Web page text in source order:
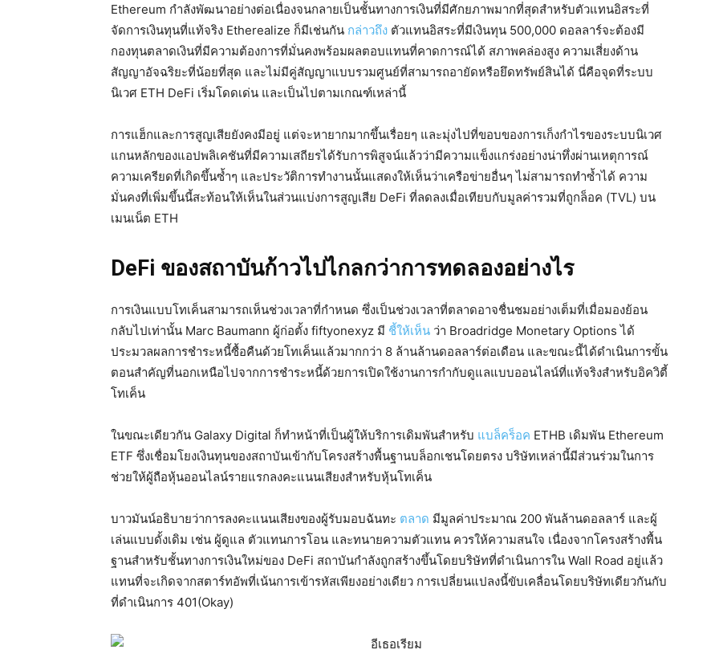
Ethereum กำลังพัฒนาอย่างต่อเนื่องจนกลายเป็นชั้นทางการเงินที่มีศักยภาพมากที่สุดสำหรับตัวแทนอิสระที่
จัดการเงินทุนที่แท้จริง Etherealize ก็มีเช่นกัน กล่าวถึง ตัวแทนอิสระที่มีเงินทุน 500,000 ดอลลาร์จะต้องมี
กองทุนตลาดเงินที่มีความต้องการที่มั่นคงพร้อมผลตอบแทนที่คาดการณ์ได้ สภาพคล่องสูง ความเสี่ยงด้าน
สัญญาอัจฉริยะที่น้อยที่สุด และไม่มีคู่สัญญาแบบรวมศูนย์ที่สามารถอายัดหรือยึดทรัพย์สินได้ นี่คือจุดที่ระบบ
นิเวศ ETH DeFi เริ่มโดดเด่น และเป็นไปตามเกณฑ์เหล่านี้
การแฮ็กและการสูญเสียยังคงมีอยู่ แต่จะหายากมากขึ้นเรื่อยๆ และมุ่งไปที่ขอบของการเก็งกำไรของระบบนิเวศ
แกนหลักของแอปพลิเคชันที่มีความเสถียรได้รับการพิสูจน์แล้วว่ามีความแข็งแกร่งอย่างน่าทึ่งผ่านเหตุการณ์
ความเครียดที่เกิดขึ้นซ้ำๆ และประวัติการทำงานนั้นแสดงให้เห็นว่าเครือข่ายอื่นๆ ไม่สามารถทำซ้ำได้ ความ
มั่นคงที่เพิ่มขึ้นนี้สะท้อนให้เห็นในส่วนแบ่งการสูญเสีย DeFi ที่ลดลงเมื่อเทียบกับมูลค่ารวมที่ถูกล็อค (TVL) บน
เมนเน็ต ETH
DeFi ของสถาบันก้าวไปไกลกว่าการทดลองอย่างไร
การเงินแบบโทเค็นสามารถเห็นช่วงเวลาที่กำหนด ซึ่งเป็นช่วงเวลาที่ตลาดอาจชื่นชมอย่างเต็มที่เมื่อมองย้อน
กลับไปเท่านั้น Marc Baumann ผู้ก่อตั้ง fiftyonexyz มี ชี้ให้เห็น ว่า Broadridge Monetary Options ได้
ประมวลผลการชำระหนี้ซื้อคืนด้วยโทเค็นแล้วมากกว่า 8 ล้านล้านดอลลาร์ต่อเดือน และขณะนี้ได้ดำเนินการขั้น
ตอนสำคัญที่นอกเหนือไปจากการชำระหนี้ด้วยการเปิดใช้งานการกำกับดูแลแบบออนไลน์ที่แท้จริงสำหรับอิควิตี้
โทเค็น
ในขณะเดียวกัน Galaxy Digital ก็ทำหน้าที่เป็นผู้ให้บริการเดิมพันสำหรับ แบล็คร็อค ETHB เดิมพัน Ethereum
ETF ซึ่งเชื่อมโยงเงินทุนของสถาบันเข้ากับโครงสร้างพื้นฐานบล็อกเชนโดยตรง บริษัทเหล่านี้มีส่วนร่วมในการ
ช่วยให้ผู้ถือหุ้นออนไลน์รายแรกลงคะแนนเสียงสำหรับหุ้นโทเค็น
บาวมันน์อธิบายว่าการลงคะแนนเสียงของผู้รับมอบฉันทะ ตลาด มีมูลค่าประมาณ 200 พันล้านดอลลาร์ และผู้
เล่นแบบดั้งเดิม เช่น ผู้ดูแล ตัวแทนการโอน และทนายความตัวแทน ควรให้ความสนใจ เนื่องจากโครงสร้างพื้น
ฐานสำหรับชั้นทางการเงินใหม่ของ DeFi สถาบันกำลังถูกสร้างขึ้นโดยบริษัทที่ดำเนินการใน Wall Road อยู่แล้ว
แทนที่จะเกิดจากสตาร์ทอัพที่เน้นการเข้ารหัสเพียงอย่างเดียว การเปลี่ยนแปลงนี้ขับเคลื่อนโดยบริษัทเดียวกันกับ
ที่ดำเนินการ 401(Okay)